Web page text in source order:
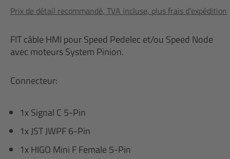
Prix de détail recommandé, TVA incluse, plus frais d'expédition
FIT câble HMI pour Speed Pedelec et/ou Speed Node
avec moteurs System Pinion.
Connecteur:
1x Signal C 5-Pin
1x JST JWPF 6-Pin
1x HIGO Mini F Female 5-Pin